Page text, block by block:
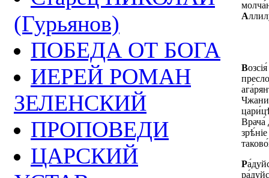
(Гурьянов)
ПОБЕДА ОТ БОГА
ИЕРЕЙ РОМАН
ЗЕЛЕНСКИЙ
ПРОПОВЕДИ
ЦАРСКИЙ
А
В
Врача́
Р